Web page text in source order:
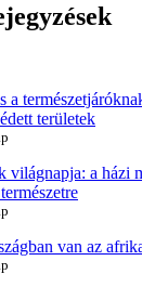
a
területek
világnapja: a házi
van az